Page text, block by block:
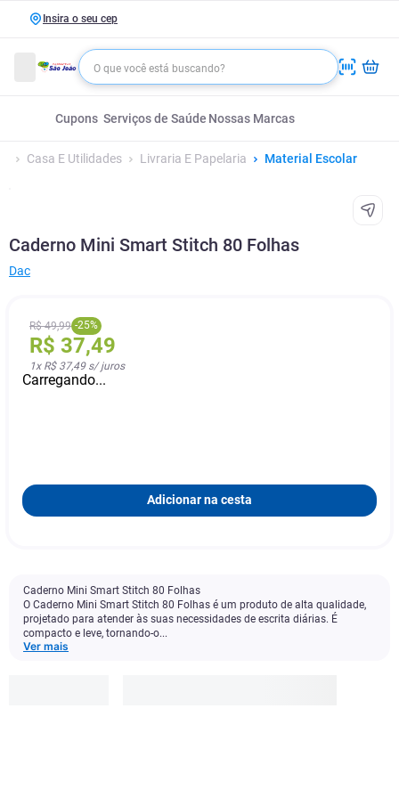
Insira o seu cep
Cupons Serviços de Saúde Nossas Marcas
Casa E Utilidades Livraria E Papelaria Material Escolar
Caderno Mini Smart Stitch 80 Folhas
Dac
R$ 49,99 -25%
R$ 37,49
1x R$ 37,49s/ juros
Carregando...
Adicionar na cesta
Caderno Mini Smart Stitch 80 Folhas
O Caderno Mini Smart Stitch 80 Folhas é um produto de alta qualidade,
projetado para atender às suas necessidades de escrita diárias. É
compacto e leve, tornando-o...
Ver mais